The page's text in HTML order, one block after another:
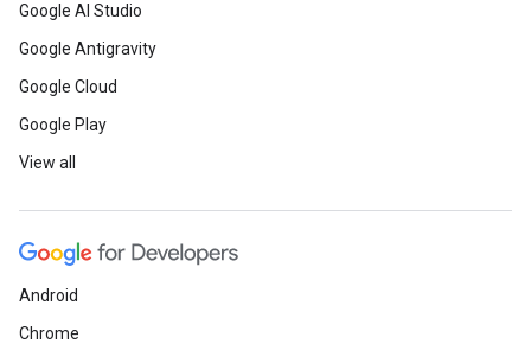
Google AI Studio
Google Antigravity
Google Cloud
Google Play
View all
Android
Chrome